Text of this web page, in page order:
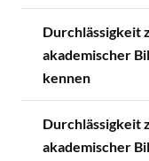
Durchlässigkeit
akademischer
kennen
Durchlässigkeit
akademischer